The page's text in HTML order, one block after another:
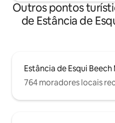
Outros pontos
de Estância de
Estância de Esqui
764 moradores locais